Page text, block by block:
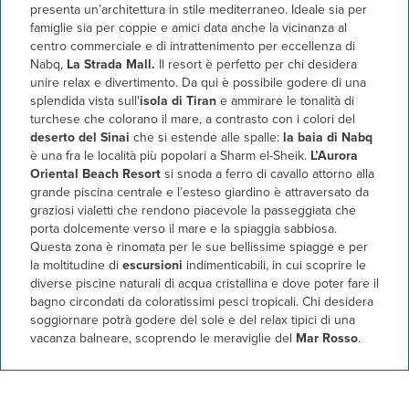
presenta un’architettura in stile mediterraneo. Ideale sia per
famiglie sia per coppie e amici data anche la vicinanza al
centro commerciale e di intrattenimento per eccellenza di
Nabq, La Strada Mall. Il resort è perfetto per chi desidera
unire relax e divertimento. Da qui è possibile godere di una
splendida vista sull'isola di Tirane ammirare le tonalità di
turchese che colorano il mare, a contrasto con i colori del
deserto del Sinai che si estende alle spalle:la baia di Nabq
è una fra le località più popolari a Sharm el-Sheik. L’Aurora
Oriental Beach Resortsi snoda a ferro di cavallo attorno alla
grande piscina centrale e l’esteso giardino è attraversato da
graziosi vialetti che rendono piacevole la passeggiata che
porta dolcemente verso il mare e la spiaggia sabbiosa.
Questa zona è rinomata per le sue bellissime spiagge e per
la moltitudine diescursioni indimenticabili, in cui scoprire le
diverse piscine naturali di acqua cristallina e dove poter fare il
bagno circondati da coloratissimi pesci tropicali. Chi desidera
soggiornare potrà godere del sole e del relax tipici di una
vacanza balneare, scoprendo le meraviglie del Mar Rosso.